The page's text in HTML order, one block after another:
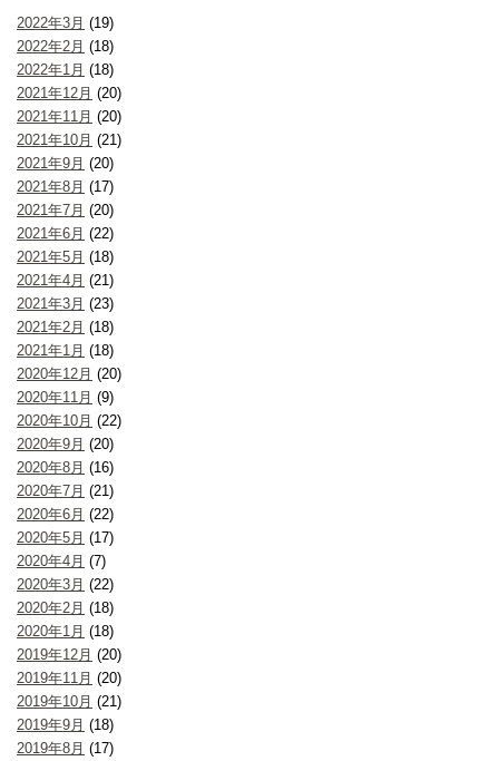
2022年3月 (19)
2022年2月 (18)
2022年1月 (18)
2021年12月 (20)
2021年11月 (20)
2021年10月 (21)
2021年9月 (20)
2021年8月 (17)
2021年7月 (20)
2021年6月 (22)
2021年5月 (18)
2021年4月 (21)
2021年3月 (23)
2021年2月 (18)
2021年1月 (18)
2020年12月 (20)
2020年11月 (9)
2020年10月 (22)
2020年9月 (20)
2020年8月 (16)
2020年7月 (21)
2020年6月 (22)
2020年5月 (17)
2020年4月 (7)
2020年3月 (22)
2020年2月 (18)
2020年1月 (18)
2019年12月 (20)
2019年11月 (20)
2019年10月 (21)
2019年9月 (18)
2019年8月 (17)